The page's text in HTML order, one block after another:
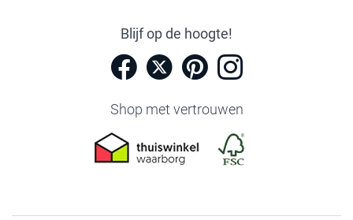
Blijf op de hoogte!
Shop met vertrouwen